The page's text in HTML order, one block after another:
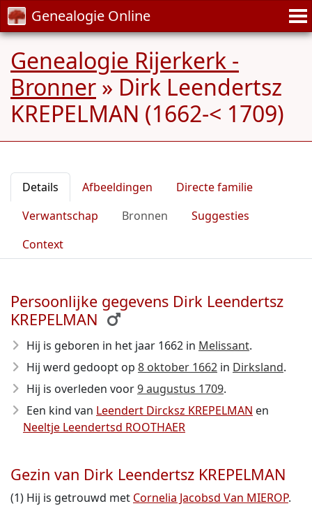
Genealogie Online
Genealogie Rijerkerk -
Bronner » Dirk Leendertsz
KREPELMAN (1662-< 1709)
Details Afbeeldingen
Directe familie
Verwantschap
Bronnen
Suggesties
Context
Persoonlijke gegevens Dirk Leendertsz
KREPELMAN
Hij is geboren in het jaar 1662 in Melissant.
Hij werd gedoopt op 8 oktober 1662 in Dirksland.
Hij is overleden voor9 augustus 1709.
Een kind van Leendert Dircksz KREPELMAN en
Neeltje Leendertsd ROOTHAER
Gezin van Dirk Leendertsz KREPELMAN
(1) Hij is getrouwd met Cornelia Jacobsd Van MIEROP.